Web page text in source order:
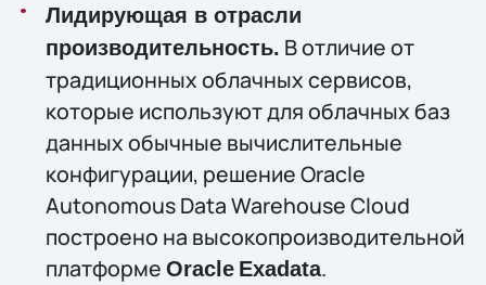
Лидирующая в отрасли
производительность. В отличие от
традиционных облачных сервисов,
которые используют для облачных баз
данных обычные вычислительные
конфигурации, решение Oracle
Autonomous Data Warehouse Cloud
построено на высокопроизводительной
платформе Oracle Exadata.